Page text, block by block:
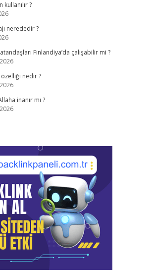
kullanılır ?
nerededir ?
Finlandiya’da çalışabilir mi ?
nedir ?
inanır mı ?